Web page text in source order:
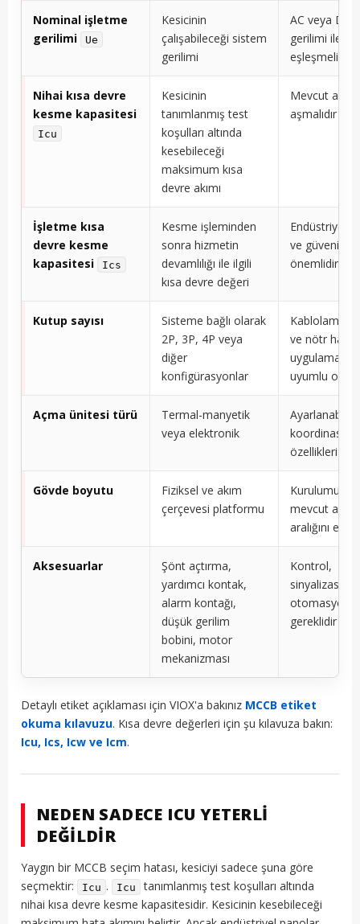
Nominal işletme
gerilimi
Ue
Kesicinin
çalışabileceği sistem
gerilimi
AC veya DC
gerilimi ile
eşleşmelidir
Nihai kısa devre
kesme kapasitesi
Icu
Kesicinin
tanımlanmış test
koşulları altında
kesebileceği
maksimum kısa
devre akımı
Mevcut arıza
aşmalıdır
İşletme kısa
devre kesme
kapasitesi
Ics
Kesme işleminden
sonra hizmetin
devamlılığı ile ilgili
kısa devre değeri
Endüstriyel
ve
önemlidir
Kutup sayısı
Sisteme bağlı olarak
2P, 3P, 4P veya
diğer
konfigürasyonlar
Kablolama
ve nötr hattı
uygulaması
uyumlu
Açma ünitesi türü
Termal-manyetik
veya elektronik
özellikleri
Gövde boyutu
Fiziksel ve akım
çerçevesi platformu
Kurulumu ve
mevcut açma
aralığını
Aksesuarlar
Şönt açtırma,
yardımcı kontak,
alarm kontağı,
düşük gerilim
bobini, motor
mekanizması
Kontrol,
otomasyon
gereklidir
Detaylı etiket açıklaması için VIOX'a bakınız MCCB etiket
okuma kılavuzu. Kısa devre değerleri için şu kılavuza bakın:
Icu, Ics, Icw ve Icm.
NEDEN SADECE ICU YETERLI
DEĞILDIR
Yaygın bir MCCB seçim hatası, kesiciyi sadece şuna göre
seçmektir:
Icu . Icu
tanımlanmış test koşulları altında
nihai kısa devre kesme kapasitesidir. Kesicinin kesebileceği